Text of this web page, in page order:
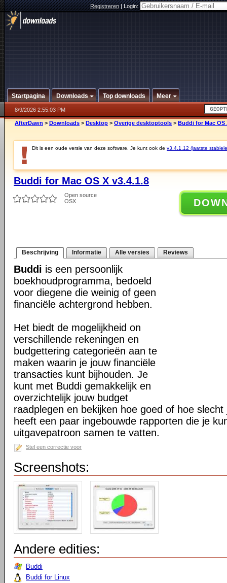
Registreren|Login:
Startpagina Downloads Top downloads Meer
8/9/2026 2:55:03 PM
AfterDawn > Downloads > Desktop > Overige desktoptools > Buddi for Mac OS
Dit is een oude versie van deze software. Je kunt ook de v3.4.1.12 (laatste
Buddi for Mac OS X v3.4.1.8
Open source
OSX
Beschrijving Informatie Alle versies Reviews
Buddi is een persoonlijk
boekhoudprogramma, bedoeld
voor diegene die weinig of geen
financiële achtergrond hebben.
Het biedt de mogelijkheid on
verschillende rekeningen en
budgettering categorieën aan te
maken waarin je jouw financiële
transacties kunt bijhouden. Je
kunt met Buddi gemakkelijk en
overzichtelijk jouw budget
raadplegen en bekijken hoe goed of hoe
heeft een paar ingebouwde rapporten die je
uitgavepatroon samen te vatten.
Stel een correctie voor
Screenshots:
Andere edities:
Buddi
Buddi for Linux